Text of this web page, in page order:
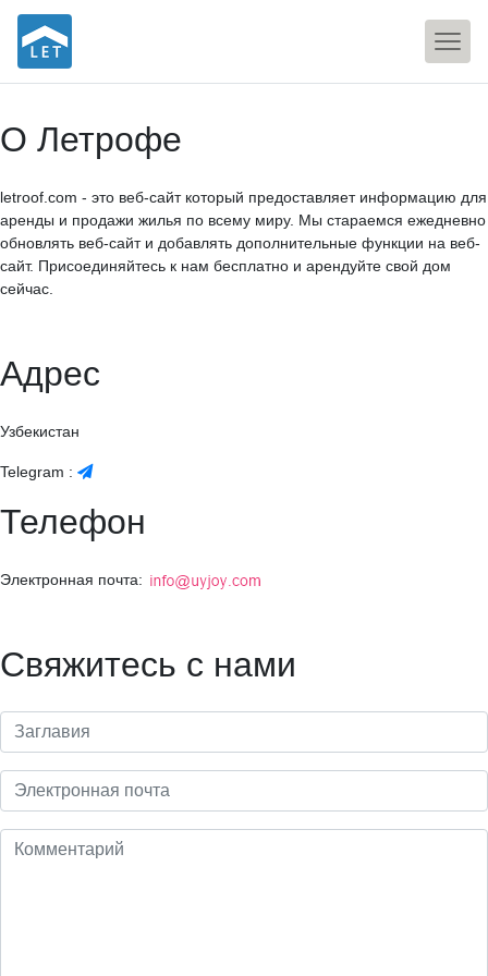
О Летрофе
letroof.com - это веб-сайт который предоставляет информацию для
аренды и продажи жилья по всему миру. Мы стараемся ежедневно
обновлять веб-сайт и добавлять дополнительные функции на веб-
сайт. Присоединяйтесь к нам бесплатно и арендуйте свой дом
сейчас.
Адрес
Узбекистан
Telegram :
Телефон
Электронная почта:
Свяжитесь с нами